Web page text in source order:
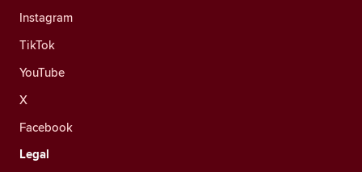
Instagram
TikTok
YouTube
X
Facebook
Legal